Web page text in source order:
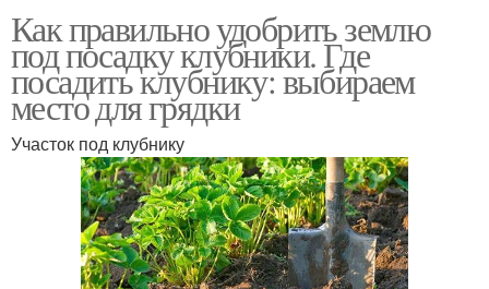
Как правильно удобрить землю
под посадку клубники. Где
посадить клубнику: выбираем
место для грядки
Участок под клубнику